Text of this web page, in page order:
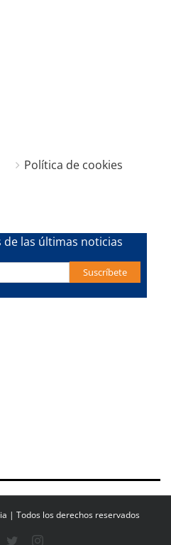
Política de cookies
las últimas noticias
| Todos los derechos reservados
TwitterInstagram